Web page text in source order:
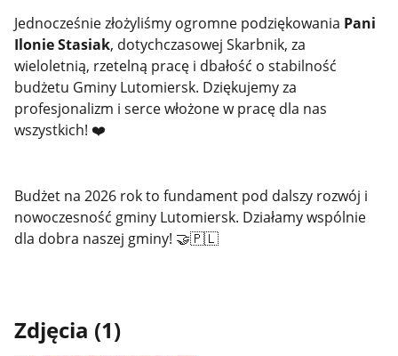
Jednocześnie złożyliśmy ogromne podziękowania Pani
Ilonie Stasiak, dotychczasowej Skarbnik, za
wieloletnią, rzetelną pracę i dbałość o stabilność
budżetu Gminy Lutomiersk. Dziękujemy za
profesjonalizm i serce włożone w pracę dla nas
wszystkich! ❤️
Budżet na 2026 rok to fundament pod dalszy rozwój i
nowoczesność gminy Lutomiersk. Działamy wspólnie
dla dobra naszej gminy! 🤝🇵🇱
Zdjęcia (1)